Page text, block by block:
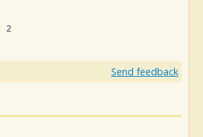
2
Send feedback